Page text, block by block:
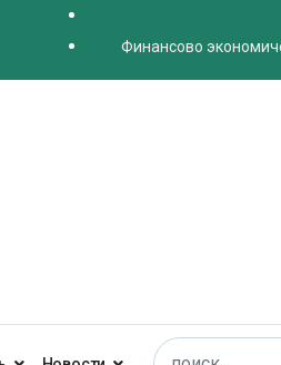
Финансово
Поиск